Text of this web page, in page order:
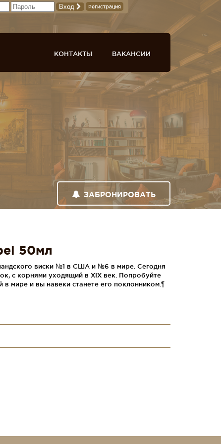
Вход Регистрация
ВАКАНСИИ
КОНТАКТЫ
ЗАБРОНИРОВАТЬ
50мл
виски №1 в США и №6 в мире. Сегодня
с корнями уходящий в XIX век. Попробуйте
в мире и вы навеки станете его поклонником.¶